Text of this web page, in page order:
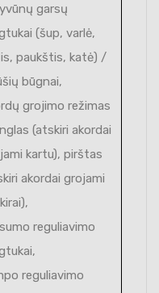
garsų
(šup, varlė,
paukštis, katė) /
būgnai,
grojimo režimas
(atskiri akordai
kartu), pirštas
akordai grojami
reguliavimo
reguliavimo